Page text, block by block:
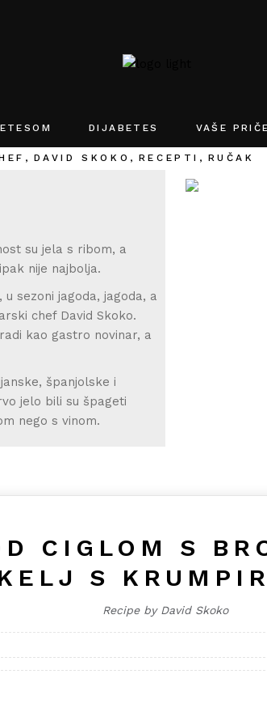
DIJABETES VAŠE PRIČE
DAVID SKOKO RECEPTI RUČAK
su jela s ribom, a
nije najbolja.
sezoni jagoda, jagoda, a
chef David Skoko.
kao gastro novinar, a
španjolske i
jelo bili su špageti
nego s vinom.
CIGLOM S
S
Recipe by David Skoko